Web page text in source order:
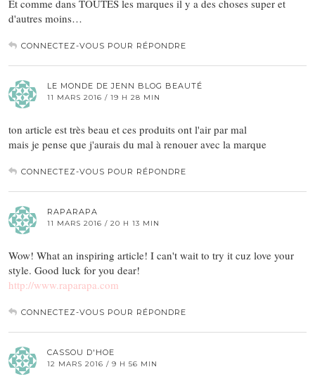
Et comme dans TOUTES les marques il y a des choses super et
d'autres moins…
CONNECTEZ-VOUS POUR RÉPONDRE
LE MONDE DE JENN BLOG BEAUTÉ
11 MARS 2016 / 19 H 28 MIN
ton article est très beau et ces produits ont l'air par mal
mais je pense que j'aurais du mal à renouer avec la marque
CONNECTEZ-VOUS POUR RÉPONDRE
RAPARAPA
11 MARS 2016 / 20 H 13 MIN
Wow! What an inspiring article! I can't wait to try it cuz love your
style. Good luck for you dear!
http://www.raparapa.com
CONNECTEZ-VOUS POUR RÉPONDRE
CASSOU D'HOE
12 MARS 2016 / 9 H 56 MIN